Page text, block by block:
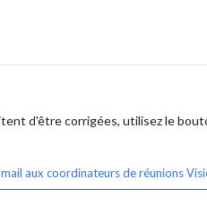
d'être corrigées, utilisez le
aux coordinateurs de réunions